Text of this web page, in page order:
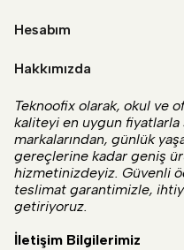
Hesabım
Hakkımızda
Teknoofix olarak, okul ve
kaliteyi en uygun fiyatlarla
markalarından, günlük
gereçlerine kadar geniş
hizmetinizdeyiz. Güvenli
teslimat garantimizle,
getiriyoruz.
İletişim Bilgilerimiz